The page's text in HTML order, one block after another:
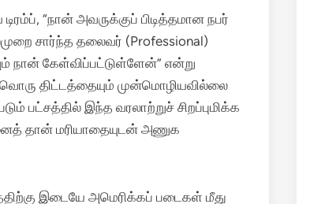
“நான் அவருக்குப் பிடித்தமான நபர்
சார்ந்த தலைவர் (Professional)
நான் கேள்விப்பட்டுள்ளேன்” என்று
திட்டத்தையும் முன்மொழியவில்லை
பட்சத்தில் இந்த வரலாற்றுச் சிறப்புமிக்க
தான் மரியாதையுடன் அணுக
இடையே அமெரிக்கப் படைகள் மீது